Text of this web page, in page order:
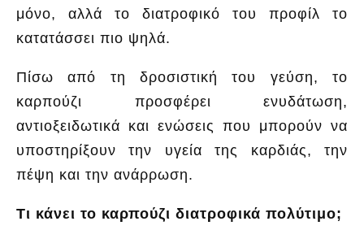
μόνο, αλλά το διατροφικό του προφίλ το
κατατάσσει πιο ψηλά.
Πίσω από τη δροσιστική του γεύση, το
καρπούζι προσφέρει ενυδάτωση,
αντιοξειδωτικά και ενώσεις που μπορούν να
υποστηρίξουν την υγεία της καρδιάς, την
πέψη και την ανάρρωση.
Τι κάνει το καρπούζι διατροφικά πολύτιμο;